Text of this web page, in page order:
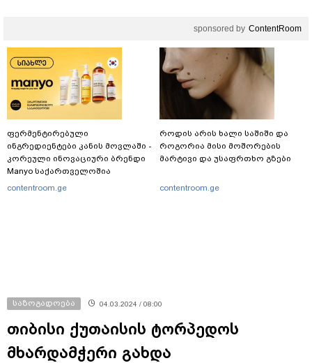
sponsored by ContentRoom
ფერმენტირებული
ინგრედიენტები კანის მოვლაში -
კორეული ინოვაციური ბრენდი
Manyo საქართველოშია
contentroom.ge
როდის არის ხალი საშიში და
როგორია მისი მოშორების
მარტივი და უსაფრთხო გზები
contentroom.ge
საზოგადოება 04.03.2024 / 08:00
თიბისი ქუთაისის ტორპედოს
მხარდამჭერი გახდა